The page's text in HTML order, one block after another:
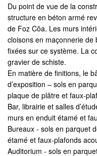
Du point de vue de la
structure en béton armé
de Foz Côa. Les murs
cloisons en maçonnerie de
fixées sur ce système. La
gravier de schiste.
En matière de finitions, le
d’exposition – sols en
plaque de plâtre et faux-
Bar, librairie et salles
murs en enduit étamé et
Bureaux - sols en parquet
étamé et faux-plafonds
Auditorium - sols en